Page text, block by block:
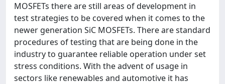
MOSFETs there are still areas of development in
test strategies to be covered when it comes to the
newer generation SiC MOSFETs. There are standard
procedures of testing that are being done in the
industry to guarantee reliable operation under set
stress conditions. With the advent of usage in
sectors like renewables and automotive it has